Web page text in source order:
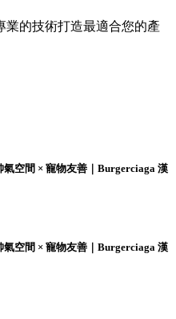
業的技術打造最適合您的產
氣空間 × 寵物友善｜Burgerciaga 漢
氣空間 × 寵物友善｜Burgerciaga 漢